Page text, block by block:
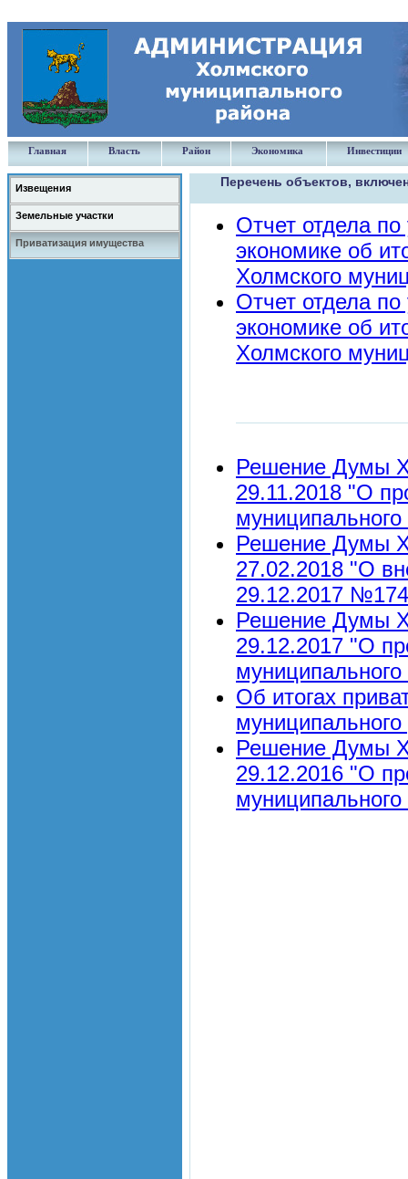
Главная Власть Район Экономика Инвестиции
Извещения
Земельные участки
Приватизация имущества
Перечень объектов,
Отчет отдела
экономике об
Холмского
Отчет отдела
экономике об
Холмского
Решение Думы
29.11.2018 "О
Решение Думы
27.02.2018 "О
29.12.2017
Решение Думы
29.12.2017 "О
Об итогах
Решение Думы
29.12.2016 "О